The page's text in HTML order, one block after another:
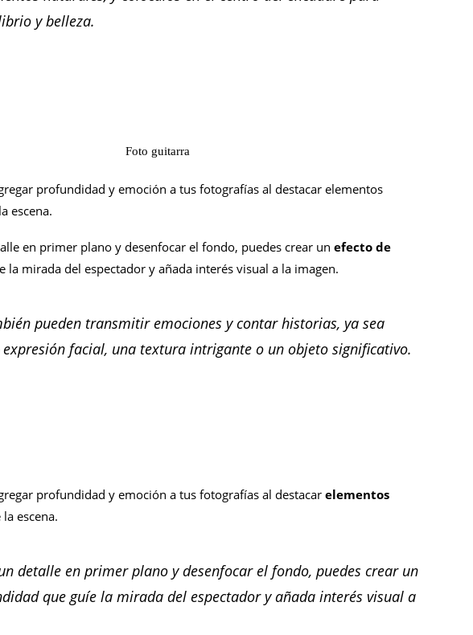
y belleza.
profundidad y emoción a tus fotografías al destacar elementos
escena.
en primer plano y desenfocar el fondo, puedes crear un efecto de
la mirada del espectador y añada interés visual a la imagen.
pueden transmitir emociones y contar historias, ya sea
facial, una textura intrigante o un objeto significativo.
profundidad y emoción a tus fotografías al destacar elementos
escena.
detalle en primer plano y desenfocar el fondo, puedes crear un
que guíe la mirada del espectador y añada interés visual a